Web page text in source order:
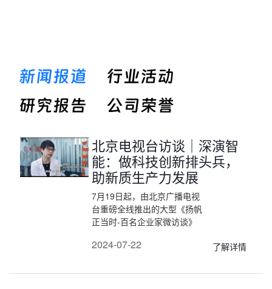
新闻报道
行业活动
研究报告
公司荣誉
北京电视台访谈｜深演智
能：做科技创新排头兵，
助新质生产力发展
7月19日起，由北京广播电视
台重磅全线推出的大型《扬帆
正当时-百名企业家微访谈》
人黄晓南受邀作为百名企业代
字化转型头部企业责任担当。
2024-07-22 了解详情